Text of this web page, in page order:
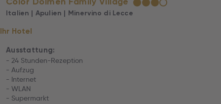
★★★☆
Italien | Apulien | Minervino di Lecce
Ihr Hotel
Ausstattung:
- 24 Stunden-Rezeption
- Aufzug
- Internet
- WLAN
- Supermarkt